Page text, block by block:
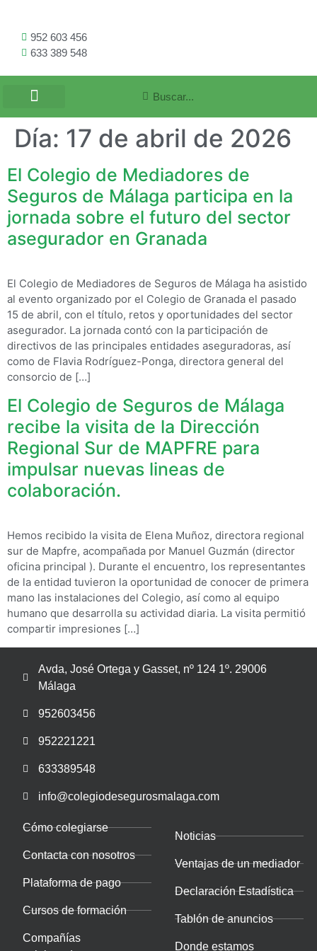
952 603 456
633 389 548
Día: 17 de abril de 2026
El Colegio de Mediadores de
Seguros de Málaga participa en la
jornada sobre el futuro del sector
asegurador en Granada
El Colegio de Mediadores de Seguros de Málaga ha asistido
al evento organizado por el Colegio de Granada el pasado
15 de abril, con el título, retos y oportunidades del sector
asegurador. La jornada contó con la participación de
directivos de las principales entidades aseguradoras, así
como de Flavia Rodríguez-Ponga, directora general del
consorcio de […]
El Colegio de Seguros de Málaga
recibe la visita de la Dirección
Regional Sur de MAPFRE para
impulsar nuevas lineas de
colaboración.
Hemos recibido la visita de Elena Muñoz, directora regional
sur de Mapfre, acompañada por Manuel Guzmán (director
oficina principal ). Durante el encuentro, los representantes
de la entidad tuvieron la oportunidad de conocer de primera
mano las instalaciones del Colegio, así como al equipo
humano que desarrolla su actividad diaria. La visita permitió
compartir impresiones […]
Avda, José Ortega y Gasset, nº 124 1º. 29006
Málaga
952603456
952221221
633389548
info@colegiodesegurosmalaga.com
Cómo colegiarse
Contacta con nosotros
Plataforma de pago
Cursos de formación
Compañías
Noticias
Ventajas de un mediador
Declaración Estadística
Tablón de anuncios
Donde estamos